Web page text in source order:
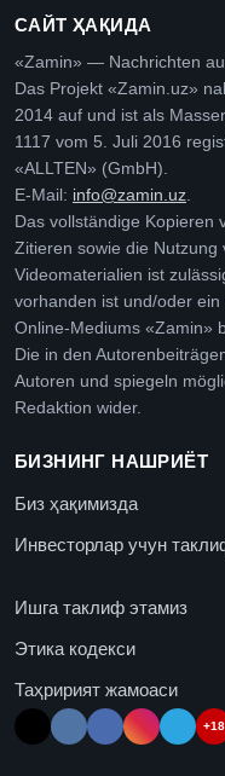
САЙТ ҲАҚИДА
«Zamin» — Nachrichten
Das Projekt «Zamin.uz»
2014 auf und ist als
1117 vom 5. Juli 2016
«ALLTEN» (GmbH).
E-Mail: info@zamin.uz.
Das vollständige Kopieren
Zitieren sowie die
Videomaterialien ist
vorhanden ist und/oder
Online-Mediums «Zamin»
Die in den
Autoren und spiegeln
Redaktion wider.
БИЗНИНГ НАШРИЁТ
Биз ҳақимизда
Инвесторлар учун
Ишга таклиф этамиз
Этика кодекси
Таҳририят жамоаси
+18